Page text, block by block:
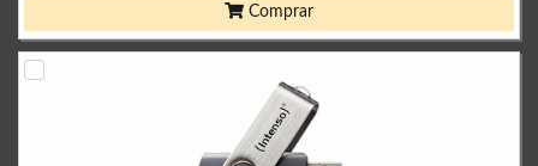
Comprar